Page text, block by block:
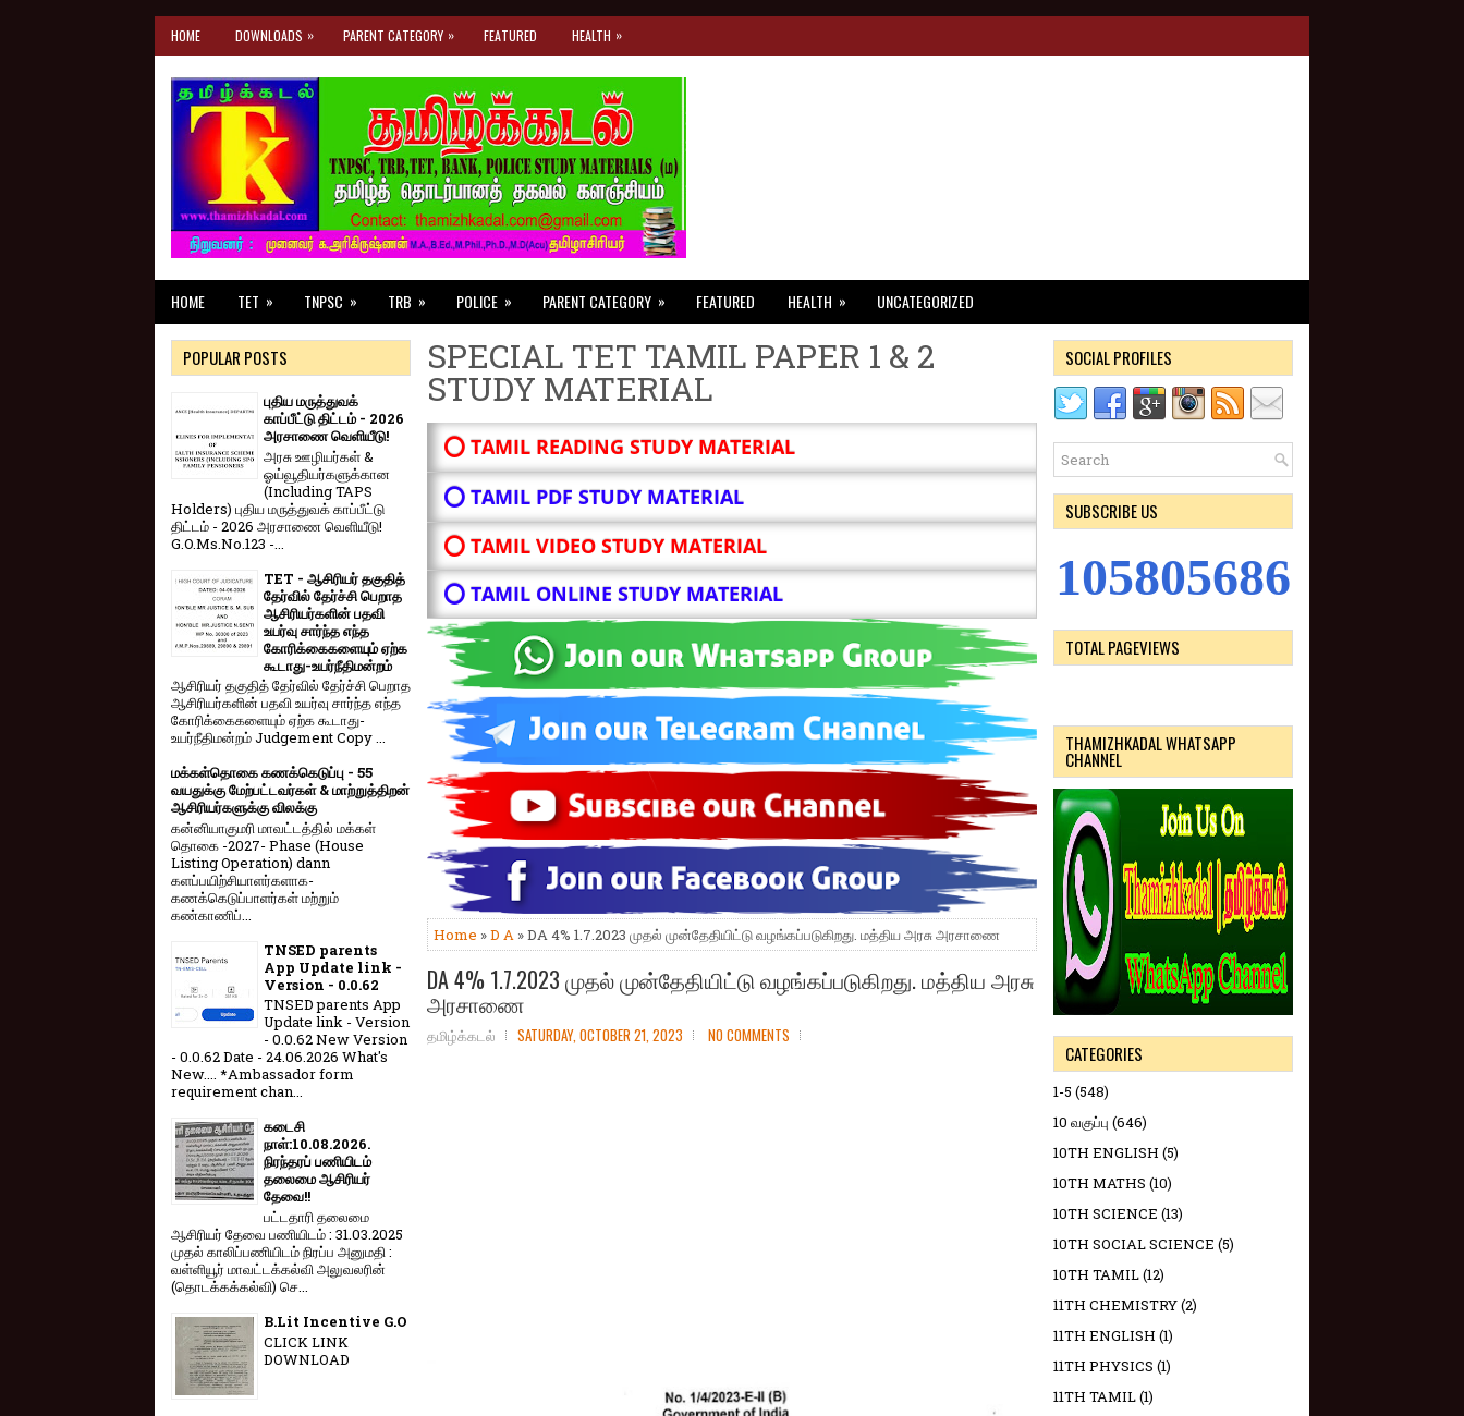
HOME DOWNLOADS » PARENT CATEGORY » FEATURED HEALTH »
HOME TET » TNPSC » TRB » POLICE » PARENT CATEGORY » FEATURED HEALTH » UNCATEGORIZED
SPECIAL TET TAMIL PAPER 1 & 2
STUDY MATERIAL
⭕ TAMIL READING STUDY MATERIAL
⭕ TAMIL PDF STUDY MATERIAL
⭕ TAMIL VIDEO STUDY MATERIAL
⭕ TAMIL ONLINE STUDY MATERIAL
Home »D A » DA 4% 1.7.2023 முதல் முன்தேதியிட்டு வழங்கப்படுகிறது. மத்திய அரசு அரசாணை
DA 4% 1.7.2023 முதல் முன்தேதியிட்டு வழங்கப்படுகிறது. மத்திய அரசு
அரசாணை
தமிழ்க்கடல் SATURDAY, OCTOBER 21, 2023 NO COMMENTS
POPULAR POSTS
புதிய மருத்துவக்
காப்பீட்டு திட்டம் - 2026
அரசாணை வெளியீடு!
அரசு ஊழியர்கள் &
ஓய்வூதியர்களுக்கான
(Including TAPS
Holders) புதிய மருத்துவக் காப்பீட்டு
திட்டம் - 2026 அரசாணை வெளியீடு!
G.O.Ms.No.123 -...
TET - ஆசிரியர் தகுதித்
தேர்வில் தேர்ச்சி பெறாத
ஆசிரியர்களின் பதவி
உயர்வு சார்ந்த எந்த
கோரிக்கைகளையும் ஏற்க
கூடாது-உயர்நீதிமன்றம்
ஆசிரியர் தகுதித் தேர்வில் தேர்ச்சி பெறாத
ஆசிரியர்களின் பதவி உயர்வு சார்ந்த எந்த
கோரிக்கைகளையும் ஏற்க கூடாது-
உயர்நீதிமன்றம் Judgement Copy ...
மக்கள்தொகை கணக்கெடுப்பு - 55
வயதுக்கு மேற்பட்டவர்கள் & மாற்றுத்திறன்
ஆசிரியர்களுக்கு விலக்கு
கன்னியாகுமரி மாவட்டத்தில் மக்கள்
தொகை -2027- Phase (House
Listing Operation) dann
களப்பயிற்சியாளர்களாக-
கணக்கெடுப்பாளர்கள் மற்றும்
கண்காணிப்...
TNSED parents
App Update link -
Version - 0.0.62
TNSED parents App
Update link - Version
- 0.0.62 New Version
- 0.0.62 Date - 24.06.2026 What's
New.... *Ambassador form
requirement chan...
கடைசி
நாள்:10.08.2026.
நிரந்தரப் பணியிடம்
தலைமை ஆசிரியர்
தேவை!!
பட்டதாரி தலைமை
ஆசிரியர் தேவை பணியிடம் : 31.03.2025
முதல் காலிப்பணியிடம் நிரப்ப அனுமதி :
வள்ளியூர் மாவட்டக்கல்வி அலுவலரின்
(தொடக்கக்கல்வி) செ...
B.Lit Incentive G.O
CLICK LINK
DOWNLOAD
SOCIAL PROFILES
SUBSCRIBE US
105805686
TOTAL PAGEVIEWS
THAMIZHKADAL WHATSAPP
CHANNEL
CATEGORIES
1-5 (548)
10 வகுப்பு (646)
10TH ENGLISH (5)
10TH MATHS (10)
10TH SCIENCE (13)
10TH SOCIAL SCIENCE (5)
10TH TAMIL(12)
11TH CHEMISTRY(2)
11TH ENGLISH (1)
11TH PHYSICS (1)
11TH TAMIL(1)